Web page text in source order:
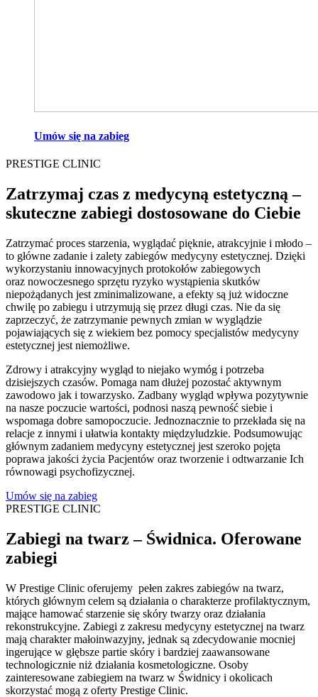
Umów się na zabieg
PRESTIGE CLINIC
Zatrzymaj czas z medycyną estetyczną –
skuteczne zabiegi dostosowane do Ciebie
Zatrzymać proces starzenia, wyglądać pięknie, atrakcyjnie i młodo –
to główne zadanie i zalety zabiegów medycyny estetycznej. Dzięki
wykorzystaniu innowacyjnych protokołów zabiegowych
oraz nowoczesnego sprzętu ryzyko wystąpienia skutków
niepożądanych jest zminimalizowane, a efekty są już widoczne
chwilę po zabiegu i utrzymują się przez długi czas. Nie da się
zaprzeczyć, że zatrzymanie pewnych zmian w wyglądzie
pojawiających się z wiekiem bez pomocy specjalistów medycyny
estetycznej jest niemożliwe.
Zdrowy i atrakcyjny wygląd to niejako wymóg i potrzeba
dzisiejszych czasów. Pomaga nam dłużej pozostać aktywnym
zawodowo jak i towarzysko. Zadbany wygląd wpływa pozytywnie
na nasze poczucie wartości, podnosi naszą pewność siebie i
wspomaga dobre samopoczucie. Jednoznacznie to przekłada się na
relacje z innymi i ułatwia kontakty międzyludzkie. Podsumowując
głównym zadaniem medycyny estetycznej jest szeroko pojęta
poprawa jakości życia Pacjentów oraz tworzenie i odtwarzanie Ich
równowagi psychofizycznej.
Umów się na zabieg
PRESTIGE CLINIC
Zabiegi na twarz – Świdnica. Oferowane
zabiegi
W Prestige Clinic oferujemy pełen zakres zabiegów na twarz,
których głównym celem są działania o charakterze profilaktycznym,
mające hamować starzenie się skóry twarzy oraz działania
rekonstrukcyjne. Zabiegi z zakresu medycyny estetycznej na twarz
mają charakter małoinwazyjny, jednak są zdecydowanie mocniej
ingerujące w głębsze partie skóry i bardziej zaawansowane
technologicznie niż działania kosmetologiczne. Osoby
zainteresowane zabiegiem na twarz w Świdnicy i okolicach
skorzystać mogą z oferty Prestige Clinic.